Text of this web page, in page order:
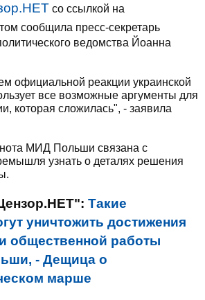
со ссылкой на
сообщила пресс-секретарь
ведомства Йоанна
официальной реакции украинской
все возможные аргументы для
которая сложилась", - заявила
МИД Польши связана с
узнать о деталях решения
Такие
уничтожить достижения
общественной работы
- Дещица о
марше